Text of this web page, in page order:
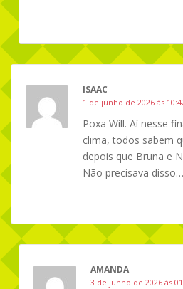
ISAAC
1 de junho de 2026 às
Poxa Will. Aí nesse
clima, todos sabem
depois que Bruna e
Não precisava
AMANDA
3 de junho de 2026 às